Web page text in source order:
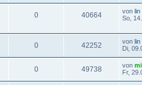
0 40664 von lin
So,
0 42252 von lin
Di,
0 49738 von
Fr,